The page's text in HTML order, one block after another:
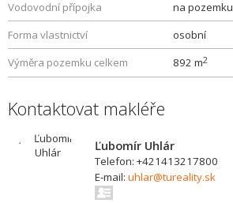
Vodovodní přípojka
na pozemku
Forma vlastnictví
osobní
Výměra pozemku celkem
892 m2
Kontaktovat makléře
Ľubomír Uhlár
Telefon: +421413217800
E-mail: uhlar@tureality.sk